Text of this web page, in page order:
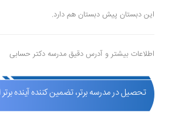
این دبستان پیش دبستان هم دارد.
اطلاعات بیشتر و آدرس دقیق مدرسه دکتر حسابی
تحصیل در مدرسه برتر، تضمین کننده آینده